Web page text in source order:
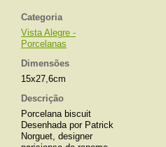
Categoria
Vista Alegre -
Porcelanas
Dimensões
15x27,6cm
Descrição
Porcelana biscuit
Desenhada por Patrick
Norguet, designer